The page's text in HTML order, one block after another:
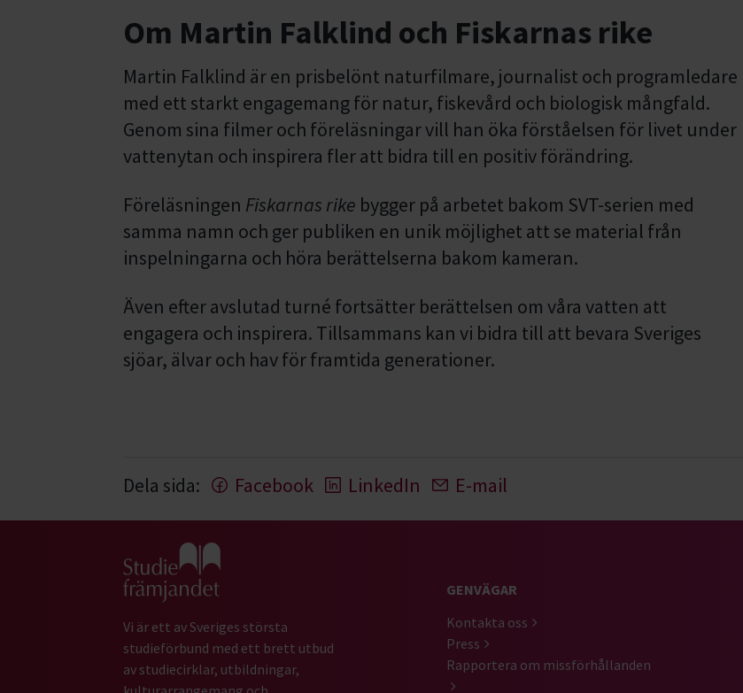
Om Martin Falklind och Fiskarnas rike
Martin Falklind är en prisbelönt naturfilmare, journalist och programledare
med ett starkt engagemang för natur, fiskevård och biologisk mångfald.
Genom sina filmer och föreläsningar vill han öka förståelsen för livet under
vattenytan och inspirera fler att bidra till en positiv förändring.
Föreläsningen Fiskarnas rike bygger på arbetet bakom SVT-serien med
samma namn och ger publiken en unik möjlighet att se material från
inspelningarna och höra berättelserna bakom kameran.
Även efter avslutad turné fortsätter berättelsen om våra vatten att
engagera och inspirera. Tillsammans kan vi bidra till att bevara Sveriges
sjöar, älvar och hav för framtida generationer.
Dela sida: Facebook LinkedIn E-mail
Gå till studiefrämjandets startsida
Vi är ett av Sveriges största
studieförbund med ett brett utbud
av studiecirklar, utbildningar,
GENVÄGAR
Kontakta oss
Press
Rapportera om missförhållanden